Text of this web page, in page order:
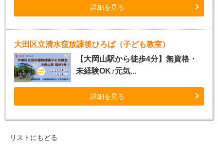
詳細を見る
大田区立清水窪放課後ひろば（子ども教室）
【大岡山駅から徒歩4分】無資格・
未経験OK♪元気...
詳細を見る
リストにもどる